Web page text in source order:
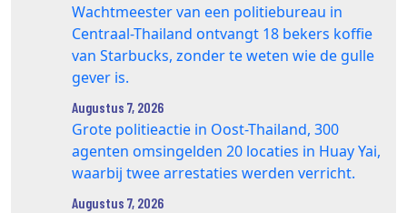
Wachtmeester van een politiebureau in
Centraal-Thailand ontvangt 18 bekers koffie
van Starbucks, zonder te weten wie de gulle
gever is.
Augustus 7, 2026
Grote politieactie in Oost-Thailand, 300
agenten omsingelden 20 locaties in Huay Yai,
waarbij twee arrestaties werden verricht.
Augustus 7, 2026